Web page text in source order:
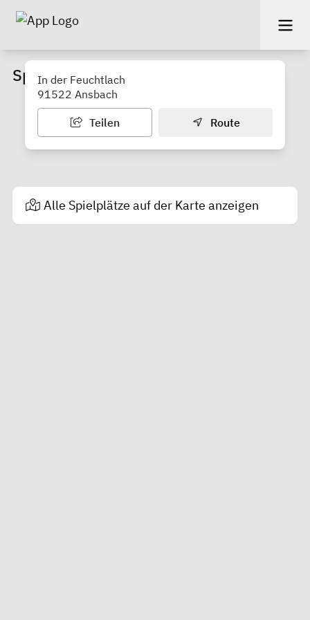
Spielplatz "In der Feuchtlach"
In der Feuchtlach
91522 Ansbach
Teilen Route
Alle Spielplätze auf der Karte anzeigen